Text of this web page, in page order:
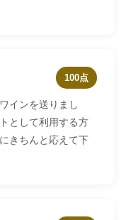
100点
インを送りまし
として利用する方
きちんと応えて下